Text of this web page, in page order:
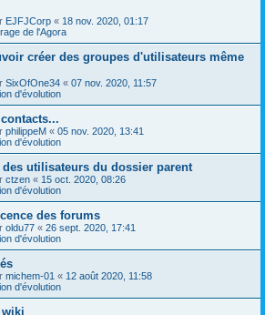
EJFJCorp « 18 nov. 2020, 01:17
de l'Agora
créer des groupes d'utilisateurs même
SixOfOne34 « 07 nov. 2020, 11:57
d'évolution
philippeM « 05 nov. 2020, 13:41
d'évolution
utilisateurs du dossier parent
ctzen « 15 oct. 2020, 08:26
d'évolution
des forums
oldu77 « 26 sept. 2020, 17:41
d'évolution
michem-01 « 12 août 2020, 11:58
d'évolution